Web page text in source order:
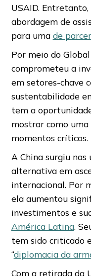
USAID.
abordagem de
para uma de
Por meio do
comprometeu a
em setores-chave
sustentabilidade
tem a
mostrar como
momentos críticos.
A China surgiu
alternativa em
internacional. Por
ela aumentou
investimentos e
América Latina.
tem sido criticado
“diplomacia da
Com a retirada da